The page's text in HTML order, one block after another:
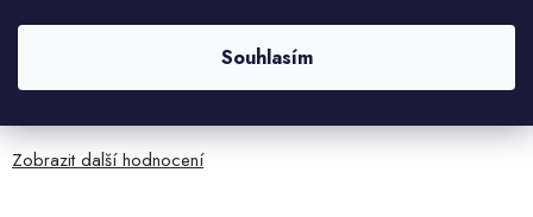
Souhlasím
HELENA MINAŘÍKOVÁ
Zobrazit další hodnocení